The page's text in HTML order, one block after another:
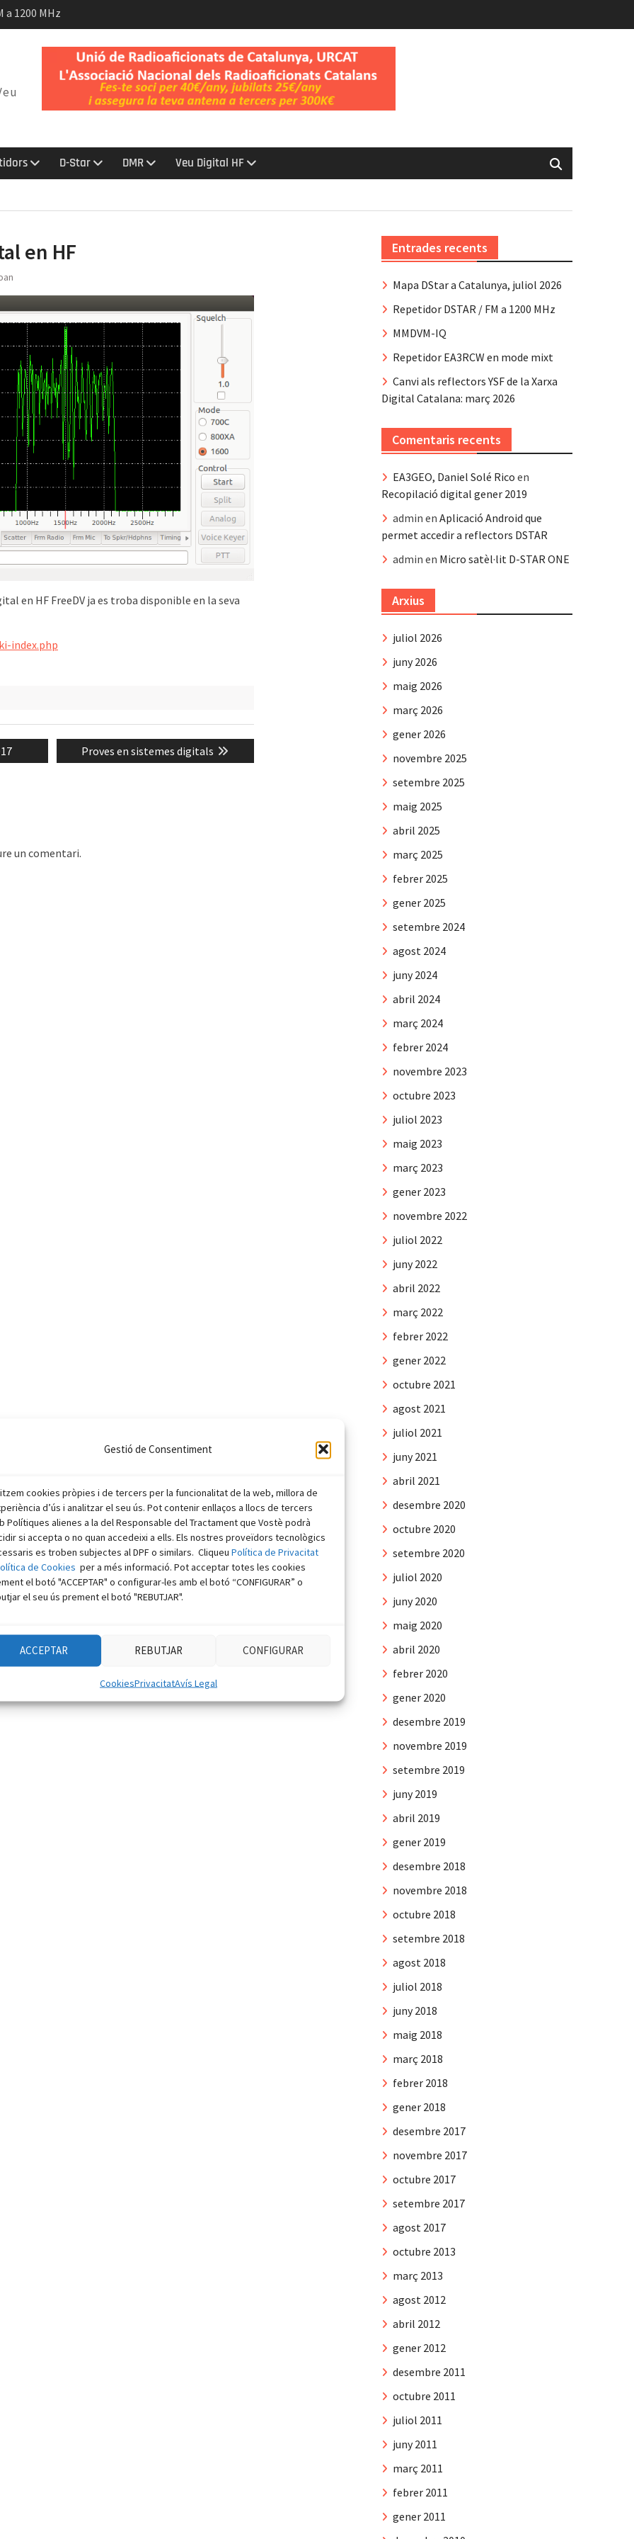
Gestió de Consentiment
cookies pròpies i de tercers per la funcionalitat de la web, millora de
d’ús i analitzar el seu ús. Pot contenir enllaços a llocs de tercers
Polítiques alienes a la del Responsable del Tractament que Vostè podrà
si accepta o no quan accedeixi a ells. Els nostres proveïdors tecnològics
es troben subjectes al DPF o similars. Cliqueu Política de Privacitat
de Cookies per a més informació. Pot acceptar totes les cookies
el botó "ACCEPTAR" o configurar-les amb el botó “CONFIGURAR” o
el seu ús prement el botó "REBUTJAR".
ACCEPTAR REBUTJAR CONFIGURAR
CookiesPrivacitatAvís Legal
a 1200 MHz
juliol 2026
D-Star DMR Veu Digital HF
en HF
en HF FreeDV ja es troba disponible en la seva
index.php
Next
post:
Proves en sistemes digitals
un comentari.
Entrades recents
Mapa DStar a Catalunya, juliol 2026
Repetidor DSTAR / FM a 1200 MHz
MMDVM-IQ
Repetidor EA3RCW en mode mixt
Canvi als reflectors YSF de la Xarxa
Digital Catalana: març 2026
Comentaris recents
EA3GEO, Daniel Solé Rico en
Recopilació digital gener 2019
admin en Aplicació Android que
permet accedir a reflectors DSTAR
admin en Micro satèl·lit D-STAR ONE
Arxius
juliol 2026
juny 2026
maig 2026
març 2026
gener 2026
novembre 2025
setembre 2025
maig 2025
abril 2025
març 2025
febrer 2025
gener 2025
setembre 2024
agost 2024
juny 2024
abril 2024
març 2024
febrer 2024
novembre 2023
octubre 2023
juliol 2023
maig 2023
març 2023
gener 2023
novembre 2022
juliol 2022
juny 2022
abril 2022
març 2022
febrer 2022
gener 2022
octubre 2021
agost 2021
juliol 2021
juny 2021
abril 2021
desembre 2020
octubre 2020
setembre 2020
juliol 2020
juny 2020
maig 2020
abril 2020
febrer 2020
gener 2020
desembre 2019
novembre 2019
setembre 2019
juny 2019
abril 2019
gener 2019
desembre 2018
novembre 2018
octubre 2018
setembre 2018
agost 2018
juliol 2018
juny 2018
maig 2018
març 2018
febrer 2018
gener 2018
desembre 2017
novembre 2017
octubre 2017
setembre 2017
agost 2017
octubre 2013
març 2013
agost 2012
abril 2012
gener 2012
desembre 2011
octubre 2011
juliol 2011
juny 2011
març 2011
febrer 2011
gener 2011